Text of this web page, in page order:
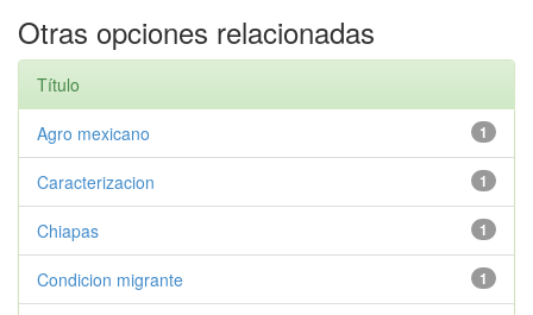
Otras opciones relacionadas
Título
1
Agro mexicano
1
Caracterizacion
1
Chiapas
1
Condicion migrante